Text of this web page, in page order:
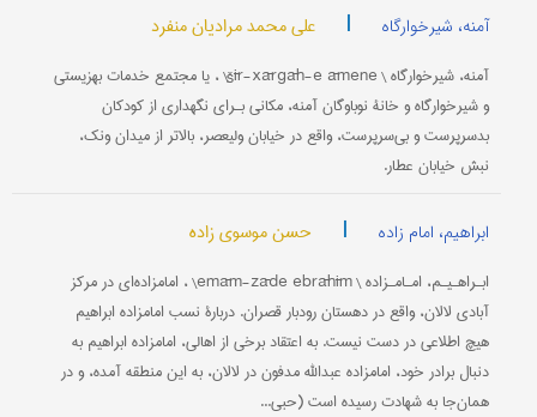
آمنه، شیرخوارگاه | علی محمد مرادیان منفرد
آمنه، شیرخوارگاه \ šīr-xārgāh-e āmene\ ، یا مجتمع خدمات بهزیستی
و شیرخوارگاه و خانۀ نوباوگان آمنه، مکانی بـرای نگهداری از کودکان
بدسرپرست و بی‌سرپرست، واقع در خیابان ولیعصر، بالاتر از میدان ونک،
نبش خیابان عطار.
ابراهیم، امام زاده | حسن موسوی زاده
ابـراهـیـم، امـامـزاده \ emām-zāde ebrāhīm\ ، امامزاده‌ای در مرکز
آبادی لالان، واقع در دهستان رودبار قصران. دربارۀ نسب امامزاده ابراهیم
هیچ اطلاعی در دست نیست. به اعتقاد برخی از اهالی، امامزاده ابراهیم به
دنبال برادر خود، امامزاده عبدالله مدفون در لالان، به این منطقه آمده، و در
همان‌جا به شهادت رسیده است (حبی...